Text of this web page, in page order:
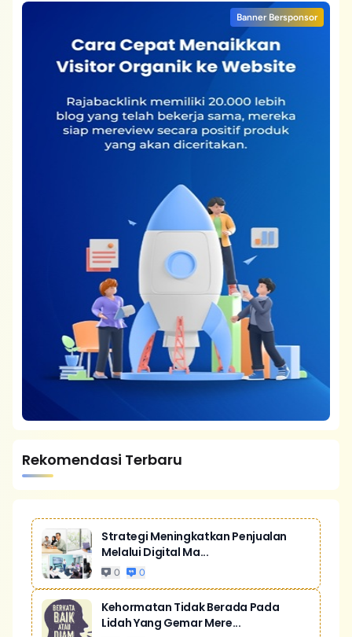
Banner Bersponsor
Rekomendasi Terbaru
Strategi Meningkatkan Penjualan
Melalui Digital Ma...
0 0
Kehormatan Tidak Berada Pada
Lidah Yang Gemar Mere...